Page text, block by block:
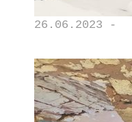
26.06.2023 -